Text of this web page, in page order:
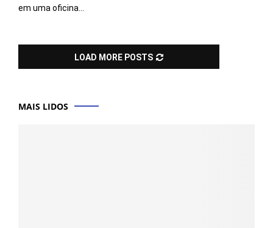
em uma oficina...
LOAD MORE POSTS
MAIS LIDOS